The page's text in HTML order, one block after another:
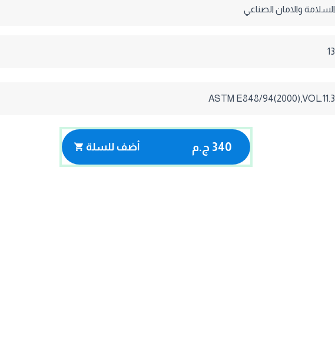
السلامة والامان الصناعي
13
ASTM E848/94(2000),VOL.11.3
340 ج.م أضف للسلة